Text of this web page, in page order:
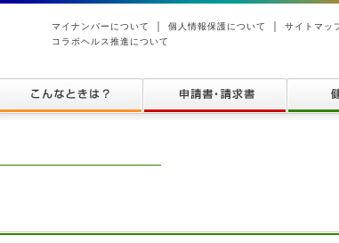
マイナンバーについて 個人情報保護について
サイトマッ
コラボヘルス推進について